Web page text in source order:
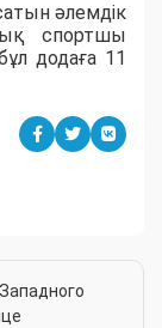
әлемдік
спортшы
додаға 11